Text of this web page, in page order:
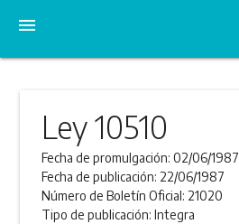
menu
Ley 10510
Fecha de promulgación:02/06/1987
Fecha de publicación: 22/06/1987
Número de Boletín Oficial: 21020
Tipo de publicación:Integra